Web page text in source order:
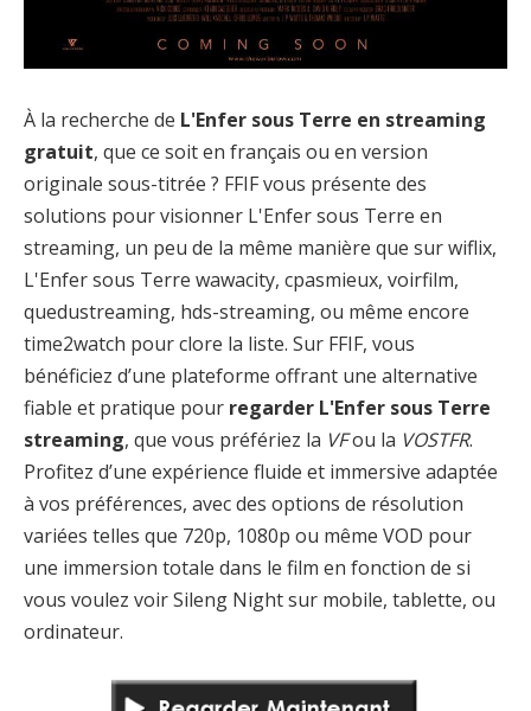
À la recherche de L'Enfer sous Terre en streaming
gratuit, que ce soit en français ou en version
originale sous-titrée ? FFIF vous présente des
solutions pour visionner L'Enfer sous Terre en
streaming, un peu de la même manière que sur wiflix,
L'Enfer sous Terre wawacity, cpasmieux, voirfilm,
quedustreaming, hds-streaming, ou même encore
time2watch pour clore la liste. Sur FFIF, vous
bénéficiez d’une plateforme offrant une alternative
fiable et pratique pour regarder L'Enfer sous Terre
streaming, que vous préfériez la VFou la VOSTFR.
Profitez d’une expérience fluide et immersive adaptée
à vos préférences, avec des options de résolution
variées telles que 720p, 1080p ou même VOD pour
une immersion totale dans le film en fonction de si
vous voulez voir Sileng Night sur mobile, tablette, ou
ordinateur.